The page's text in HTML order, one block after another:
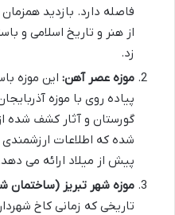
فاصله دارد. بازدید
از هنر و تاریخ اسلامی و
زد.
موزه عصر آهن:
پیاده روی با موزه
گورستان و آثار کشف شده
شده که اطلاعات ارزشمندی
پیش از میلاد ارائه می
موزه شهر تبریز (ساختمان